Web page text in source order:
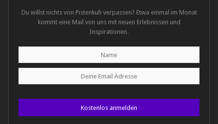
Du willst nichts von Pistenkuh verpassen? Etwa einmal im Monat
kommt eine Mail von uns mit neuen Erlebnissen und
Inspirationen.
Kostenlos anmelden